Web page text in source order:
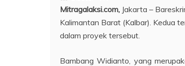
Mitragalaksi.com, Jakarta –
Kalimantan Barat (Kalbar). Kedua
dalam proyek tersebut.
Bambang Widianto, yang